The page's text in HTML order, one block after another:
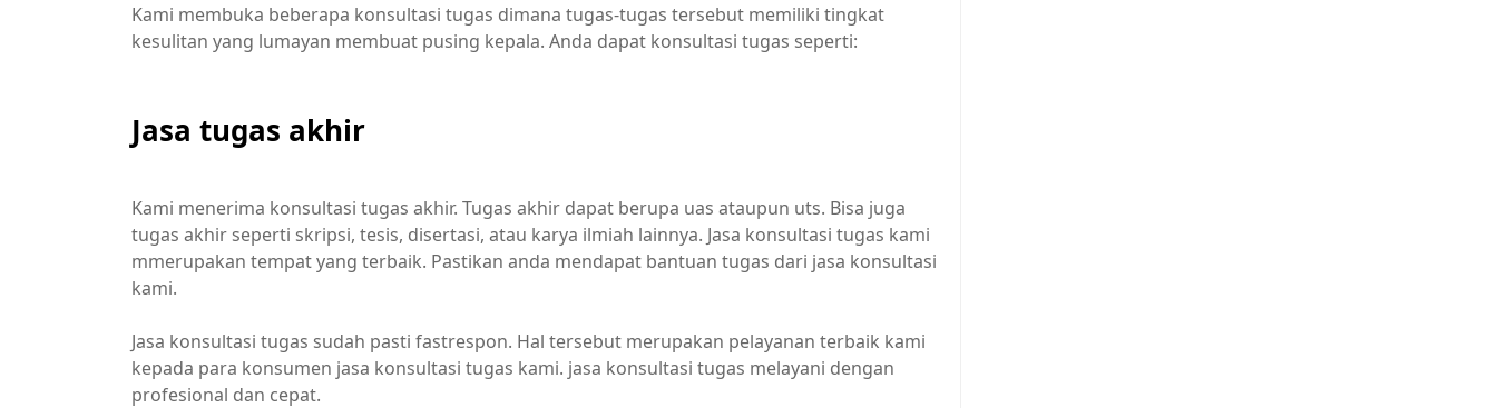
Kami membuka beberapa konsultasi tugas dimana tugas-tugas tersebut memiliki tingkat
kesulitan yang lumayan membuat pusing kepala. Anda dapat konsultasi tugas seperti:
Jasa tugas akhir
Kami menerima konsultasi tugas akhir. Tugas akhir dapat berupa uas ataupun uts. Bisa juga
tugas akhir seperti skripsi, tesis, disertasi, atau karya ilmiah lainnya. Jasa konsultasi tugas kami
mmerupakan tempat yang terbaik. Pastikan anda mendapat bantuan tugas dari jasa konsultasi
kami.
Jasa konsultasi tugas sudah pasti fastrespon. Hal tersebut merupakan pelayanan terbaik kami
kepada para konsumen jasa konsultasi tugas kami. jasa konsultasi tugas melayani dengan
profesional dan cepat.